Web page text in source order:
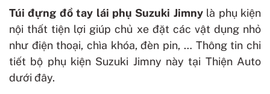
Túi đựng đồ tay lái phụ Suzuki Jimnylà phụ kiện
nội thất tiện lợi giúp chủ xe đặt các vật dụng nhỏ
như điện thoại, chìa khóa, đèn pin, … Thông tin chi
tiết bộ phụ kiện Suzuki Jimny này tại Thiện Auto
dưới đây.